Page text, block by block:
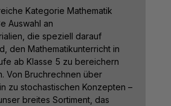
Kategorie Mathematik
Auswahl an
die speziell darauf
den Mathematikunterricht in
ab Klasse 5 zu bereichern
Von Bruchrechnen über
zu stochastischen Konzepten –
breites Sortiment, das